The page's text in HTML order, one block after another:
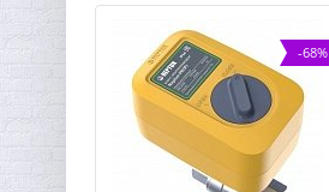
-68%